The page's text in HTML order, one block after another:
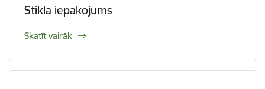
Stikla iepakojums
Skatīt vairāk